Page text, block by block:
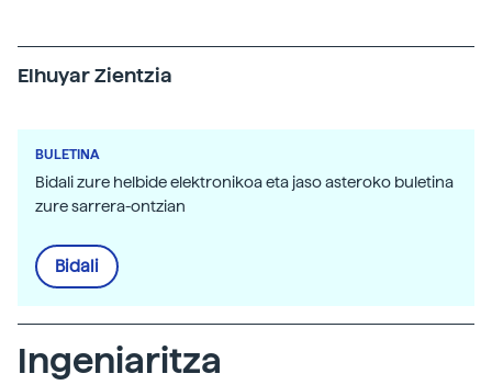
Elhuyar Zientzia
BULETINA
Bidali zure helbide elektronikoa eta jaso asteroko buletina
zure sarrera-ontzian
Bidali
Ingeniaritza